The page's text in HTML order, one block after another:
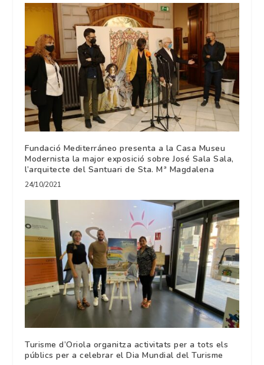
Fundació Mediterráneo presenta a la Casa Museu
Modernista la major exposició sobre José Sala Sala,
l’arquitecte del Santuari de Sta. Mª Magdalena
24/10/2021
Turisme d’Oriola organitza activitats per a tots els
públics per a celebrar el Dia Mundial del Turisme